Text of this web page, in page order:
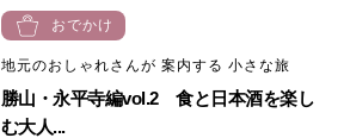
おでかけ
地元のおしゃれさんが 案内する 小さな旅
勝山・永平寺編vol.2 食と日本酒を楽し
む大人...